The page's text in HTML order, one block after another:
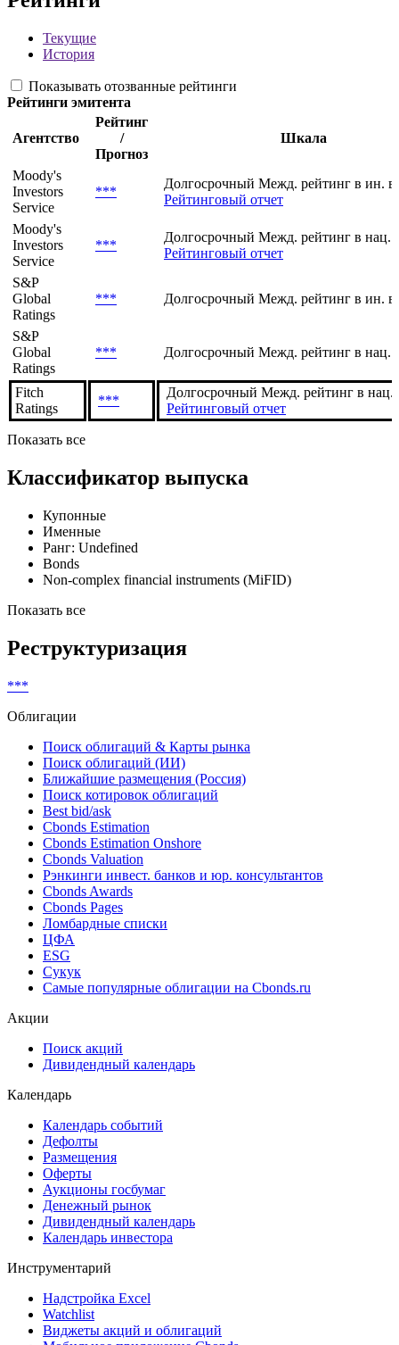
Текущие
История
Показывать отозванные рейтинги
Рейтинги эмитента
Агентство
Рейтинг
/
Прогноз
Шкала
Moody's
Investors
Service
***
Долгосрочный Межд. рейтинг в ин.
Рейтинговый отчет
Moody's
Investors
Service
***
Долгосрочный Межд. рейтинг в нац.
Рейтинговый отчет
S&P
Global
Ratings
*** Долгосрочный Межд. рейтинг в ин.
S&P
Global
Ratings
*** Долгосрочный Межд. рейтинг в нац.
Fitch
Ratings
***
Долгосрочный Межд. рейтинг в нац.
Рейтинговый отчет
Показать все
Классификатор выпуска
Купонные
Именные
Ранг: Undefined
Bonds
Non-complex financial instruments (MiFID)
Показать все
Реструктуризация
***
Облигации
Поиск облигаций & Карты рынка
Поиск облигаций (ИИ)
Ближайшие размещения (Россия)
Поиск котировок облигаций
Best bid/ask
Cbonds Estimation
Cbonds Estimation Onshore
Cbonds Valuation
Рэнкинги инвест. банков и юр. консультантов
Cbonds Awards
Cbonds Pages
Ломбардные списки
ЦФА
ESG
Сукук
Самые популярные облигации на Cbonds.ru
Акции
Поиск акций
Дивидендный календарь
Календарь
Календарь событий
Дефолты
Размещения
Оферты
Аукционы госбумаг
Денежный рынок
Дивидендный календарь
Календарь инвестора
Инструментарий
Надстройка Excel
Watchlist
Виджеты акций и облигаций